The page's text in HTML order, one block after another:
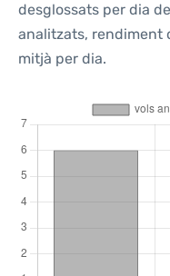
desglossats per dia
analitzats, rendiment
mitjà per dia.